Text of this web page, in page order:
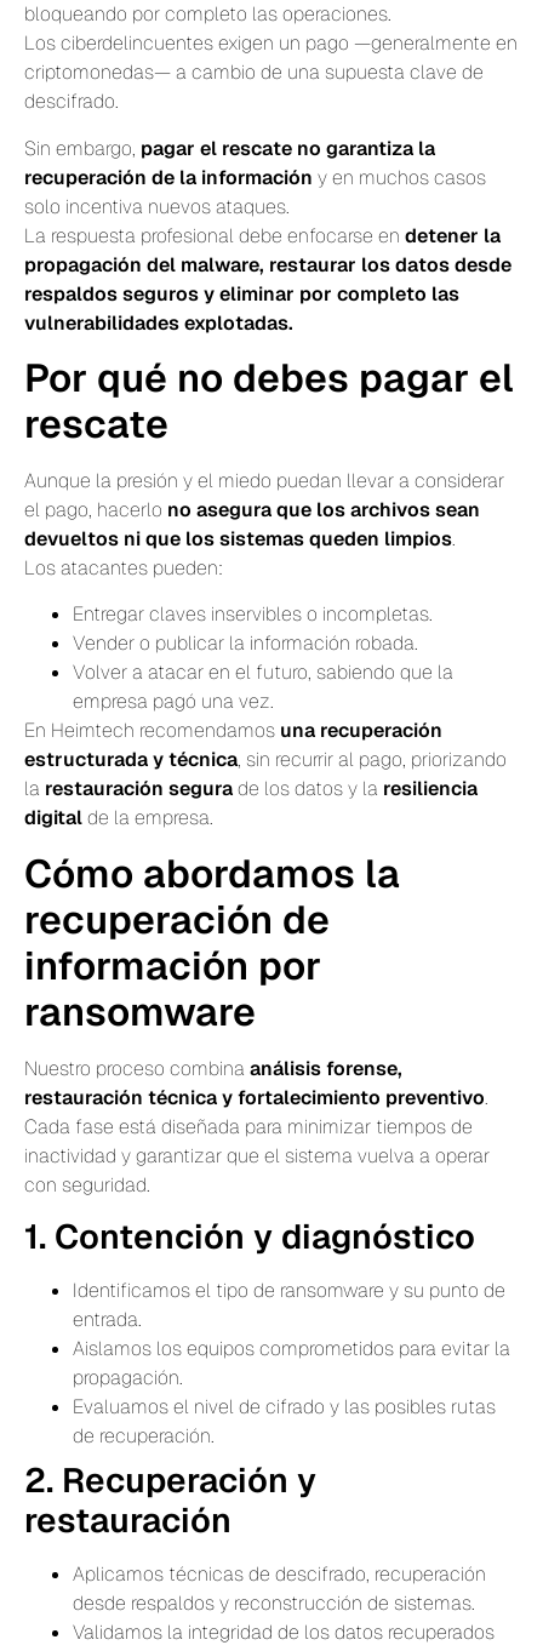
bloqueando por completo las operaciones.
Los ciberdelincuentes exigen un pago —generalmente en
criptomonedas— a cambio de una supuesta clave de
descifrado.
Sin embargo, pagar el rescate no garantiza la
recuperación de la información y en muchos casos
solo incentiva nuevos ataques.
La respuesta profesional debe enfocarse en detener la
propagación del malware, restaurar los datos desde
respaldos seguros y eliminar por completo las
vulnerabilidades explotadas.
Por qué no debes pagar el
rescate
Aunque la presión y el miedo puedan llevar a considerar
el pago, hacerlo no asegura que los archivos sean
devueltos ni que los sistemas queden limpios.
Los atacantes pueden:
Entregar claves inservibles o incompletas.
Vender o publicar la información robada.
Volver a atacar en el futuro, sabiendo que la
empresa pagó una vez.
En Heimtech recomendamos una recuperación
estructurada y técnica, sin recurrir al pago, priorizando
la restauración segurade los datos y la resiliencia
digitalde la empresa.
Cómo abordamos la
recuperación de
información por
ransomware
Nuestro proceso combina análisis forense,
restauración técnica y fortalecimiento preventivo.
Cada fase está diseñada para minimizar tiempos de
inactividad y garantizar que el sistema vuelva a operar
con seguridad.
1. Contención y diagnóstico
Identificamos el tipo de ransomware y su punto de
entrada.
Aislamos los equipos comprometidos para evitar la
propagación.
Evaluamos el nivel de cifrado y las posibles rutas
de recuperación.
2. Recuperación y
restauración
Aplicamos técnicas de descifrado, recuperación
desde respaldos y reconstrucción de sistemas.
Validamos la integridad de los datos recuperados